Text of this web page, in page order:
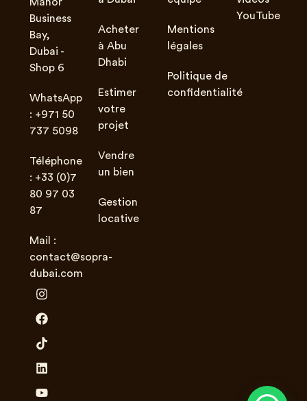
Business
Bay,
Dubai -
Shop 6
WhatsApp
: +971 50
737 5098
Téléphone
: +33 (0)7
80 97 03
87
Mail :
contact@sopra-
dubai.com
Acheter
à Abu
Dhabi
Estimer
votre
projet
Vendre
un bien
Gestion
locative
Mentions
légales
Politique de
confidentialité
YouTube